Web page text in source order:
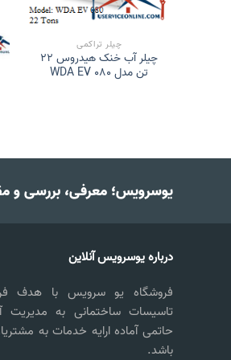
چیلر تراکمی
چیلر آب خنک هیدروس 22
تن مدل WDA EV 080
یوسرویس؛ معرفی، بررسی و
درباره یوسرویس آنلاین
فروشگاه یو سرویس با هدف
تاسیسات ساختمانی به مدیریت
حاتمی آماده ارایه خدمات به
باشد.